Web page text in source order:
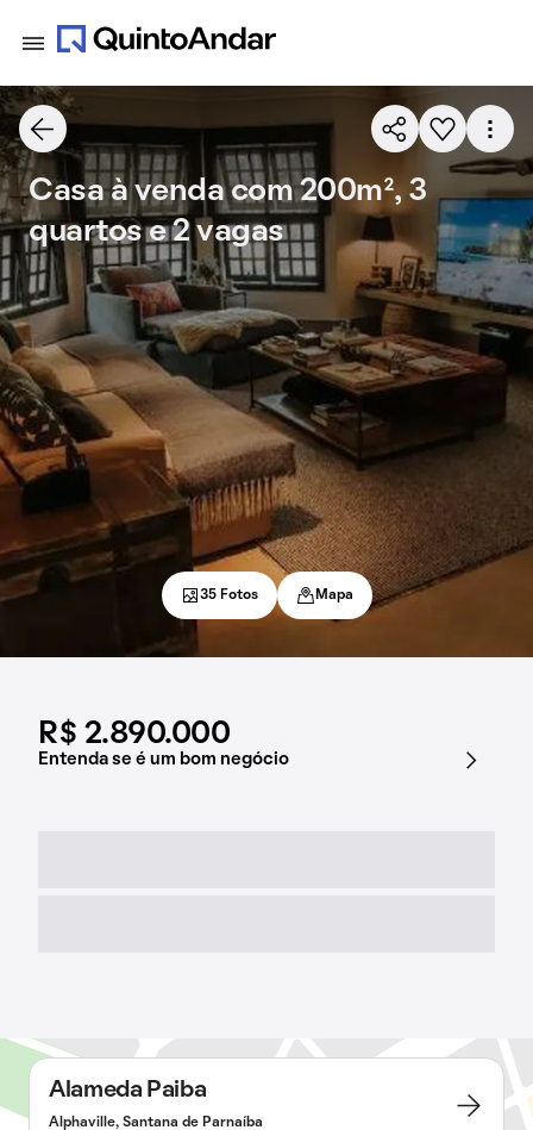
R$ 2.890.000
Entenda se é um bom negócio
Casa à venda com 200m², 3
quartos e 2 vagas
35 Fotos Mapa
Alameda Paiba
Alphaville, Santana de Parnaíba